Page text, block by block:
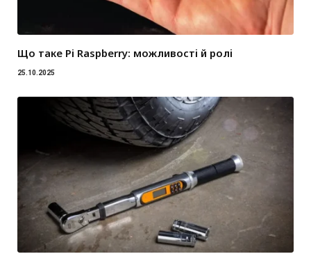
Що таке Pi Raspberry: можливості й ролі
25.10.2025